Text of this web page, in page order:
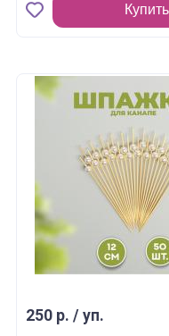
Купить
250 р. / уп.